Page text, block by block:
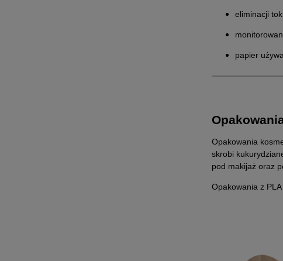
eliminacji
papier
Opakowania
skrobi
pod makijaż oraz
Opakowania z